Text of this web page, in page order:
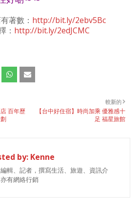
著數： http://bit.ly/2ebv5Bc
： http://bit.ly/2edJCMC
較新的
【台中好住宿】時尚加乘 優雅感十
足 福星旅館
百年歷
by: Kenne
輯、記者，撰寫生活、旅遊、資訊介
有網絡行銷